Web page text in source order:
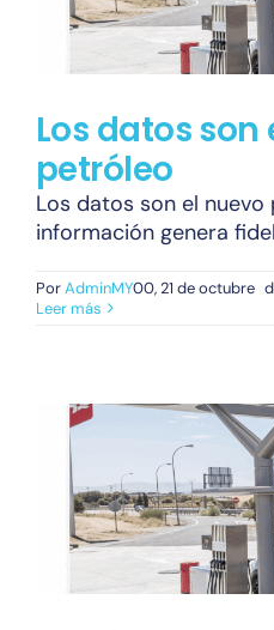
Los datos son
petróleo
Los datos son el
información genera
PorAdminMY00, 21 de octubre
Leer más